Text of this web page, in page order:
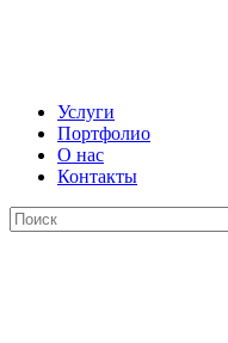
Услуги
Портфолио
О нас
Контакты